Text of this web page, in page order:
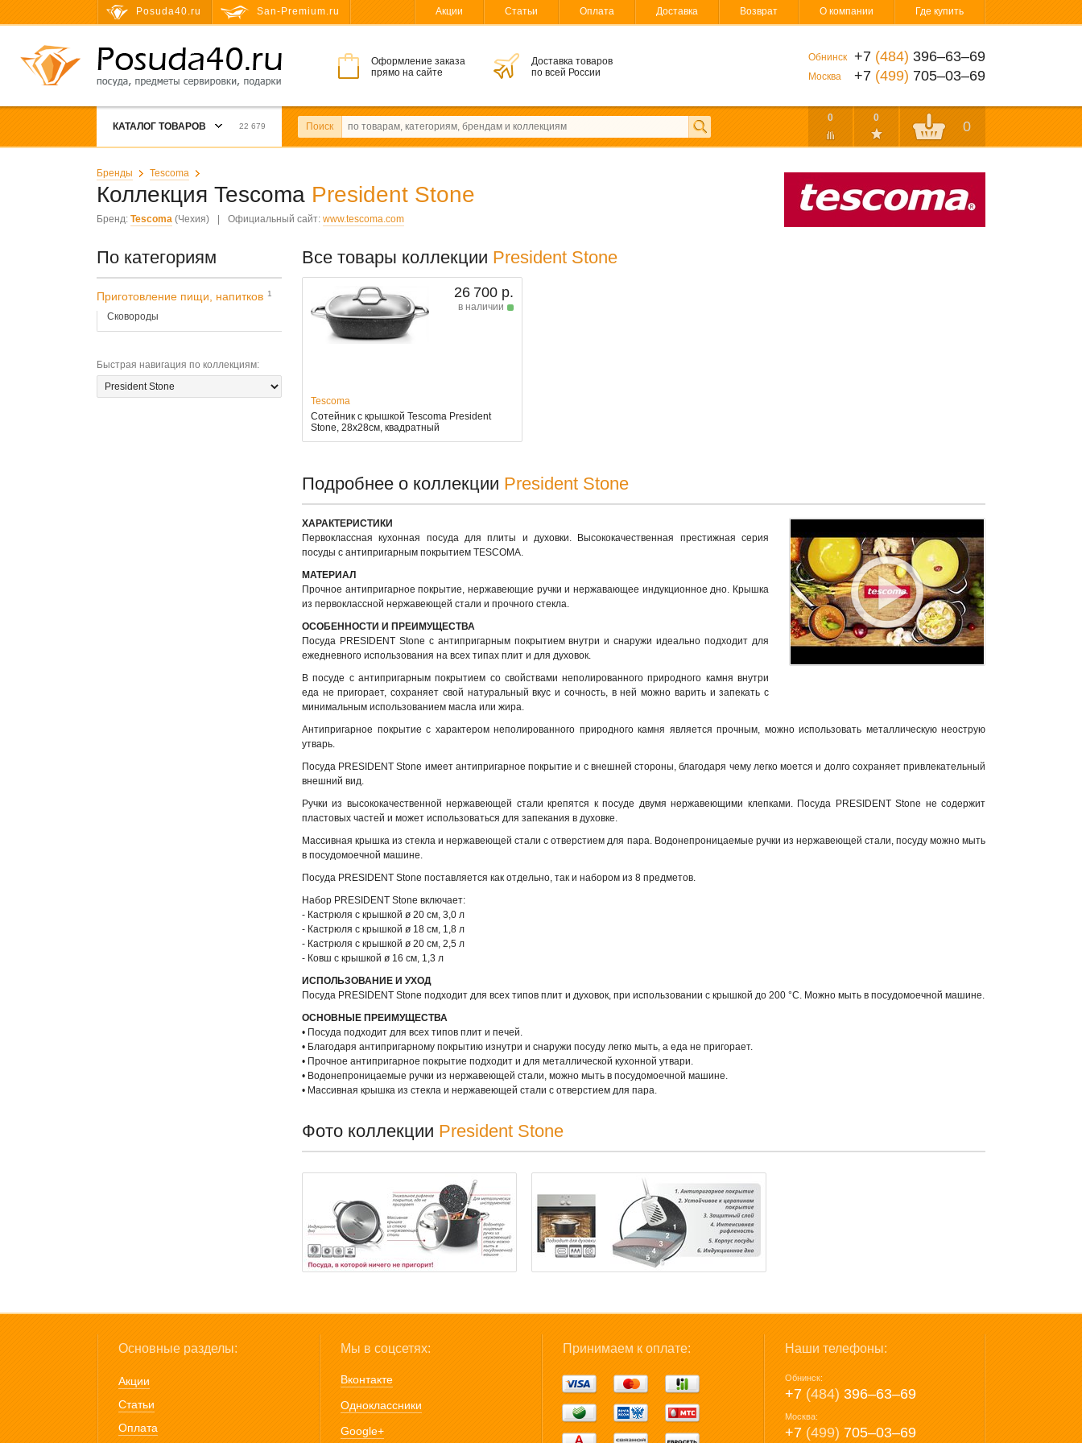
Posuda40.ru San-Premium.ru Акции Статьи Оплата Доставка Возврат О компании Где купить
Оформление заказа
прямо на сайте
Доставка товаров
по всей России
Обнинск +7 (484) 396‒63‒69
Москва +7 (499) 705‒03‒69
КАТАЛОГ ТОВАРОВ 22 679 Поиск
0 0
0
Бренды Tescoma
Коллекция Tescoma President Stone
Бренд: Tescoma (Чехия) Официальный сайт: www.tescoma.com
По категориям
Приготовление пищи, напитков 1
Сковороды
Быстрая навигация по коллекциям:
Все товары коллекции President Stone
26 700 р.
в наличии
Tescoma
Сотейник с крышкой Tescoma President
Stone, 28х28см, квадратный
Подробнее о коллекции President Stone
ХАРАКТЕРИСТИКИ
Первоклассная кухонная посуда для плиты и духовки. Высококачественная престижная серия
посуды с антипригарным покрытием TESCOMA.
МАТЕРИАЛ
Прочное антипригарное покрытие, нержавеющие ручки и нержавающее индукционное дно. Крышка
из первоклассной нержавеющей стали и прочного стекла.
ОСОБЕННОСТИ И ПРЕИМУЩЕСТВА
Посуда PRESIDENT Stone с антипригарным покрытием внутри и снаружи идеально подходит для
ежедневного использования на всех типах плит и для духовок.
В посуде с антипригарным покрытием со свойствами неполированного природного камня внутри
еда не пригорает, сохраняет свой натуральный вкус и сочность, в ней можно варить и запекать с
минимальным использованием масла или жира.
Антипригарное покрытие с характером неполированного природного камня является прочным, можно использовать металлическую неострую
утварь.
Посуда PRESIDENT Stone имеет антипригарное покрытие и с внешней стороны, благодаря чему легко моется и долго сохраняет привлекательный
внешний вид.
Ручки из высококачественной нержавеющей стали крепятся к посуде двумя нержавеющими клепками. Посуда PRESIDENT Stone не содержит
пластовых частей и может использоваться для запекания в духовке.
Массивная крышка из стекла и нержавеющей стали с отверстием для пара. Водонепроницаемые ручки из нержавеющей стали, посуду можно мыть
в посудомоечной машине.
Посуда PRESIDENT Stone поставляется как отдельно, так и набором из 8 предметов.
Набор PRESIDENT Stone включает:
- Кастрюля с крышкой ø 20 см, 3,0 л
- Кастрюля с крышкой ø 18 см, 1,8 л
- Кастрюля с крышкой ø 20 см, 2,5 л
- Ковш с крышкой ø 16 см, 1,3 л
ИСПОЛЬЗОВАНИЕ И УХОД
Посуда PRESIDENT Stone подходит для всех типов плит и духовок, при использовании с крышкой до 200 °C. Можно мыть в посудомоечной машине.
ОСНОВНЫЕ ПРЕИМУЩЕСТВА
• Посуда подходит для всех типов плит и печей.
• Благодаря антипригарному покрытию изнутри и снаружи посуду легко мыть, а еда не пригорает.
• Прочное антипригарное покрытие подходит и для металлической кухонной утвари.
• Водонепроницаемые ручки из нержавеющей стали, можно мыть в посудомоечной машине.
• Массивная крышка из стекла и нержавеющей стали с отверстием для пара.
Фото коллекции President Stone
Основные разделы:
Акции
Статьи
Оплата
Мы в соцсетях:
Вконтакте
Одноклассники
Google+
Принимаем к оплате: Наши телефоны:
Обнинск:
+7 (484) 396‒63‒69
Москва:
+7 (499) 705‒03‒69